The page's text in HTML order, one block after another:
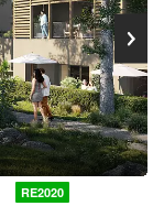
RE2020